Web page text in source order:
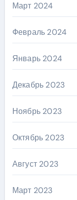
Март 2024
Февраль 2024
Январь 2024
Декабрь 2023
Ноябрь 2023
Октябрь 2023
Август 2023
Март 2023